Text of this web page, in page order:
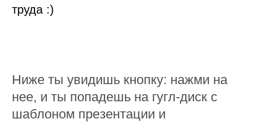
труда :)
Ниже ты увидишь кнопку: нажми на
нее, и ты попадешь на гугл-диск с
шаблоном презентации и